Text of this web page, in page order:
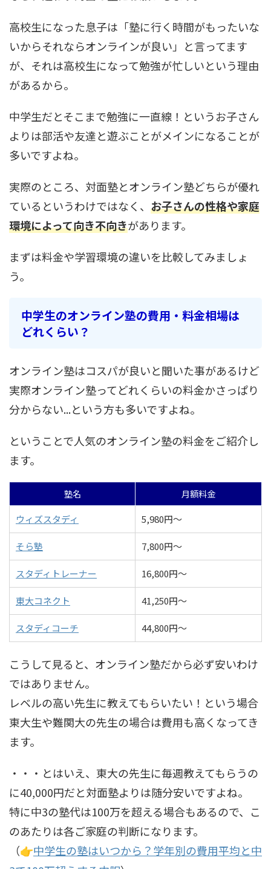
高校生になった息子は「塾に行く時間がもったいな
いからそれならオンラインが良い」と言ってます
が、それは高校生になって勉強が忙しいという理由
があるから。
中学生だとそこまで勉強に一直線！というお子さん
よりは部活や友達と遊ぶことがメインになることが
多いですよね。
実際のところ、対面塾とオンライン塾どちらが優れ
ているというわけではなく、 お子さんの性格や家庭
環境によって向き不向きがあります。
まずは料金や学習環境の違いを比較してみましょ
う。
中学生のオンライン塾の費用・料金相場は
どれくらい？
オンライン塾はコスパが良いと聞いた事があるけど
実際オンライン塾ってどれくらいの料金かさっぱり
分からない...という方も多いですよね。
ということで人気のオンライン塾の料金をご紹介し
ます。
塾名
月額料金
ウィズスタディ
5,980円～
そら塾 7,800円～
スタディトレーナー 16,800円～
東大コネクト 41,250円～
スタディコーチ 44,800円～
こうして見ると、オンライン塾だから必ず安いわけ
ではありません。
レベルの高い先生に教えてもらいたい！という場合
東大生や難関大の先生の場合は費用も高くなってき
ます。
・・・とはいえ、東大の先生に毎週教えてもらうの
に40,000円だと対面塾よりは随分安いですよね。
特に中3の塾代は100万を超える場合もあるので、こ
のあたりは各ご家庭の判断になります。
（👉中学生の塾はいつから？学年別の費用平均と中